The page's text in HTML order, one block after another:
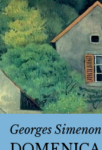
Georges Simenon